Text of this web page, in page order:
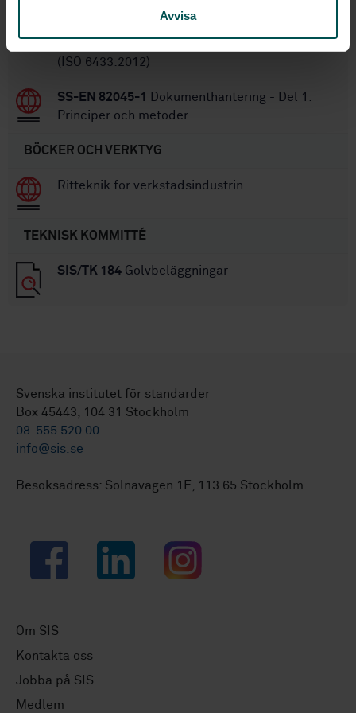
Avvisa
(ISO 6433:2012)
SS-EN 82045-1
Dokumenthantering - Del 1:
Principer och metoder
BÖCKER OCH VERKTYG
Ritteknik för verkstadsindustrin
TEKNISK KOMMITTÉ
SIS/TK 184 Golvbeläggningar
Svenska institutet för standarder
Box 45443, 104 31 Stockholm
08-555 520 00
info@sis.se
Besöksadress: Solnavägen 1E, 113 65 Stockholm
Facebook LinkedIn Instagram
Om SIS
Kontakta oss
Jobba på SIS
Medlem